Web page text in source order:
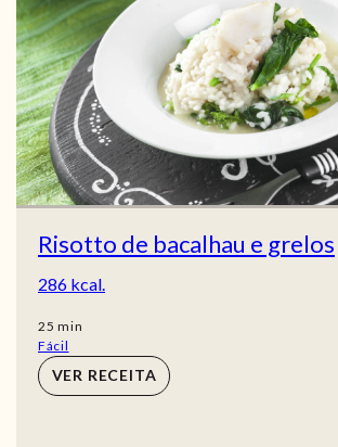
Risotto de bacalhau e grelos
286 kcal.
25 min
min
Fácil
VER RECEITA